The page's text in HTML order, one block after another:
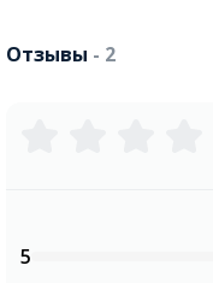
Отзывы - 2
5